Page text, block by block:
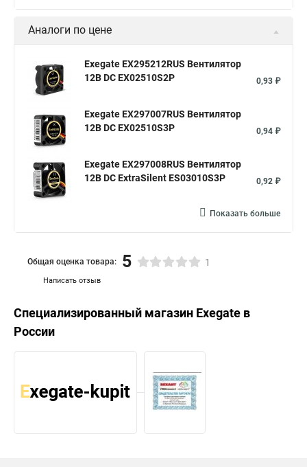
Аналоги по цене
Exegate EX295212RUS Вентилятор
12В DC EX02510S2P
0,93 ₽
Exegate EX297007RUS Вентилятор
12В DC EX02510S3P
0,94 ₽
Exegate EX297008RUS Вентилятор
12В DC ExtraSilent ES03010S3P
0,92 ₽
Показать больше
Написать отзыв
Общая оценка товара: 5 1
Специализированный магазин Exegate в
России